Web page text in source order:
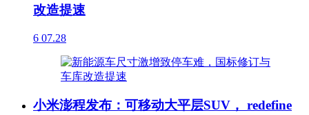
改造提速
6 07.28
小米澎程发布：可移动大平层SUV， redefine